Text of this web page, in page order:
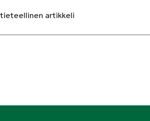
tieteellinen artikkeli